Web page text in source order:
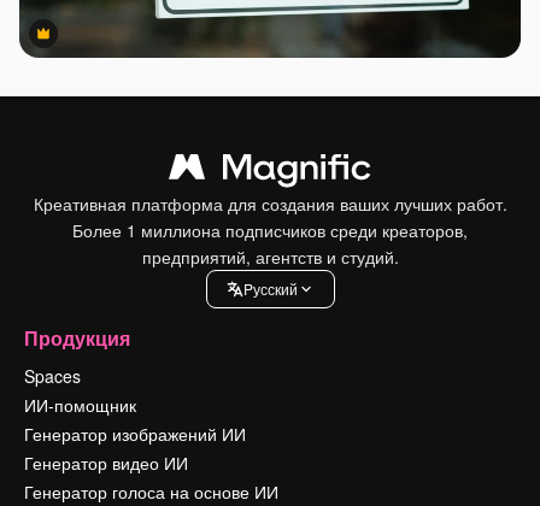
Premium
Premium
Креативная платформа для создания ваших лучших работ.
Более 1 миллиона подписчиков среди креаторов,
предприятий, агентств и студий.
Pусский
Продукция
Spaces
ИИ-помощник
Генератор изображений ИИ
Генератор видео ИИ
Генератор голоса на основе ИИ